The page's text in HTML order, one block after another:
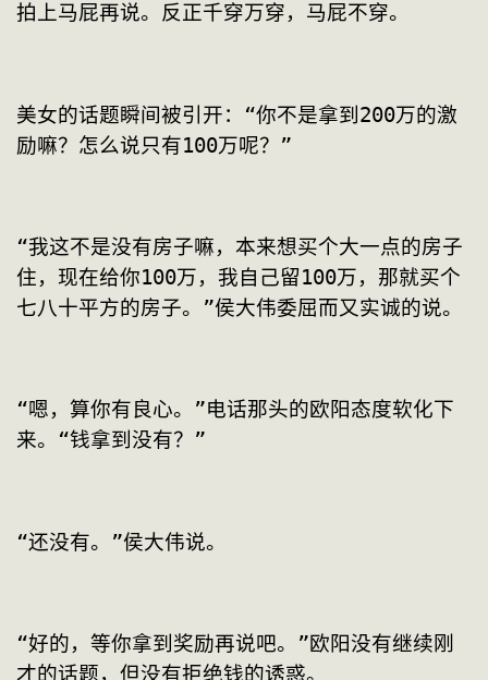
拍上马屁再说。反正千穿万穿，马屁不穿。
美女的话题瞬间被引开：“你不是拿到200万的激
励嘛？怎么说只有100万呢？”
“我这不是没有房子嘛，本来想买个大一点的房子
住，现在给你100万，我自己留100万，那就买个
七八十平方的房子。”侯大伟委屈而又实诚的说。
“嗯，算你有良心。”电话那头的欧阳态度软化下
来。“钱拿到没有？”
“还没有。”侯大伟说。
“好的，等你拿到奖励再说吧。”欧阳没有继续刚
才的话题，但没有拒绝钱的诱惑。